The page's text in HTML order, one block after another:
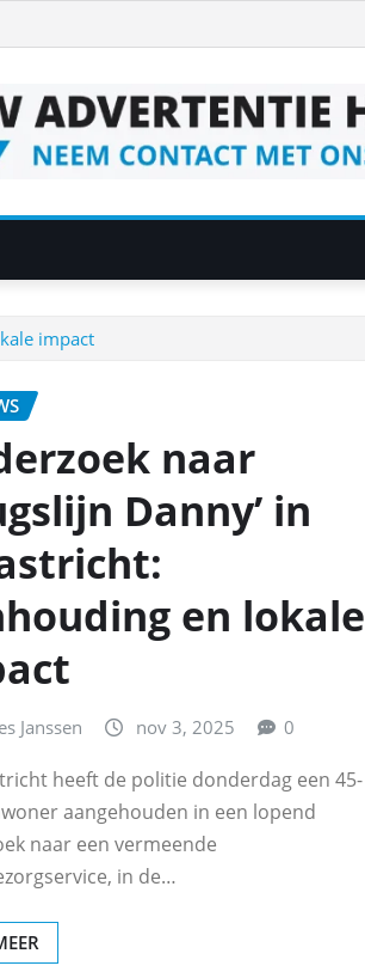
impact
naar
Danny’ in
en lokale
Janssen nov 3, 2025 0
heeft de politie donderdag een 45-
aangehouden in een lopend
naar een vermeende
in de…